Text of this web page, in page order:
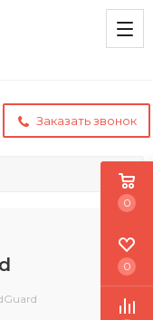
Заказать звонок
0
0